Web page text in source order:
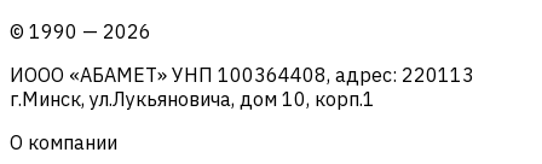
© 1990 — 2026
ИООО «АБАМЕТ» УНП 100364408, адрес: 220113
г.Минск, ул.Лукьяновича, дом 10, корп.1
О компании